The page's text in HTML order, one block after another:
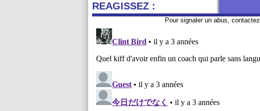
REAGISSEZ :
Pour signaler un abus, contactez